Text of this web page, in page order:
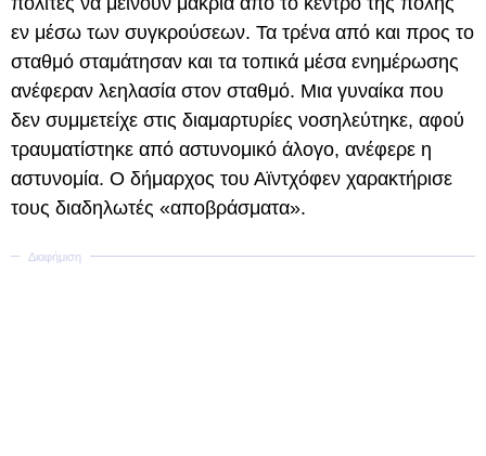
εν μέσω των συγκρούσεων. Τα τρένα από και προς το
σταθμό σταμάτησαν και τα τοπικά μέσα ενημέρωσης
ανέφεραν λεηλασία στον σταθμό. Μια γυναίκα που
δεν συμμετείχε στις διαμαρτυρίες νοσηλεύτηκε, αφού
τραυματίστηκε από αστυνομικό άλογο, ανέφερε η
αστυνομία. Ο δήμαρχος του Αϊντχόφεν χαρακτήρισε
τους διαδηλωτές «αποβράσματα».